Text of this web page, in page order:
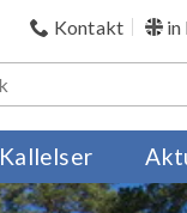
Kontakt in
Kallelser